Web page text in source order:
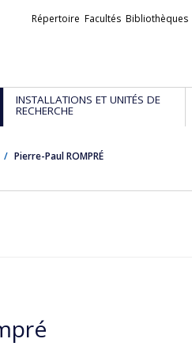
Liens
Répertoire Facultés Bibliothèques
INSTALLATIONS ET UNITÉS DE
RECHERCHE
Pierre-Paul ROMPRÉ